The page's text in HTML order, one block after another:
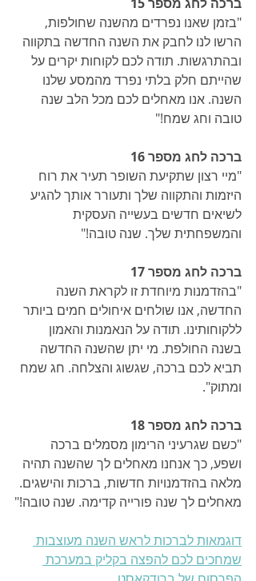
"בזמן שאנו נפרדים מהשנה שחולפות, ​​
הרשו לנו לחבק את השנה החדשה בתקווה
ובהתרגשות. תודה לכם לקוחות יקרים על
שהייתם חלק בלתי נפרד מהמסע שלנו
השנה. אנו מאחלים לכם מכל הלב שנה
טובה וחג שמח!"
ברכה לחג מספר 16
"מיי רצון שתקיעת השופר תעיר את רוח
היזמות והתקווה שלך ותעורר אותך להגיע
לשיאים חדשים בעשייה העסקית
והמשפחתית שלך. שנה טובה!"
ברכה לחג מספר 17
"בהזדמנות מיוחדת זו לקראת השנה
החדשה, אנו שולחים איחולים חמים ביותר
ללקוחותינו. תודה על הנאמנות והאמון
בשנה החולפת. מי יתן שהשנה החדשה
תביא לכם ברכה, שגשוג והצלחה. חג שמח
ומתוק".
ברכה לחג מספר 18
"כשם שגרעיני הרימון מסמלים ברכה
ושפע, כך אנחנו מאחלים לך שהשנה תהיה
מלאה בהזדמנויות חדשות, ברכות והישגים.
מאחלים לך שנה פורייה קדימה. שנה טובה!"
דוגמאות לברכות לראש השנה מעוצבות
שמחכים לכם להפצה בקליק במערכת